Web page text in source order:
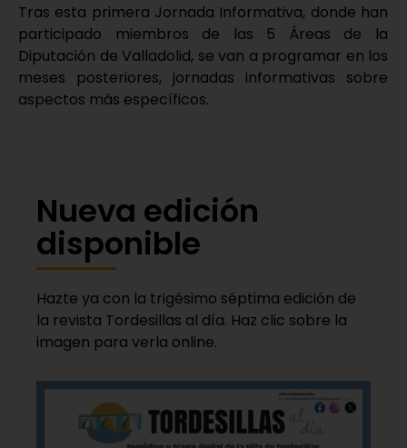
Tras esta primera Jornada Informativa, donde han
participado miembros de las 5 Áreas de la
Diputación de Valladolid, se van a programar en los
meses posteriores, jornadas informativas sobre
aspectos más específicos.
Nueva edición
disponible
Hazte ya con la trigésimo séptima edición de
la revista Tordesillas al día. Haz clic sobre la
imagen para verla online.